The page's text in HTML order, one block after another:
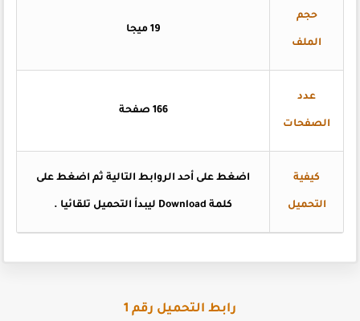
حجم
الملف
عدد
الصفحات
166 صفحة
كيفية
التحميل
اضغط على أحد الروابط التالية ثم اضغط على
كلمة Download ليبدأ التحميل تلقائيا .
رابط التحميل رقم 1